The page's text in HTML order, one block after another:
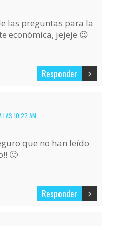
las preguntas para la
económica, jejeje 😉
Responder
LAS 10:22 AM
que no han leído
🙂
Responder